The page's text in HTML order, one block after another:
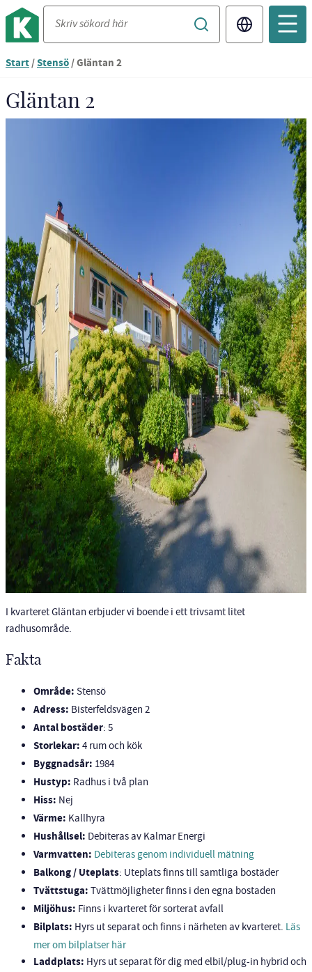
Translate
Start/Stensö/Gläntan 2
Gläntan 2
I kvarteret Gläntan erbjuder vi boende i ett trivsamt litet
radhusområde.
Fakta
Område: Stensö
Adress: Bisterfeldsvägen 2
Antal bostäder: 5
Storlekar: 4 rum och kök
Byggnadsår: 1984
Hustyp: Radhus i två plan
Hiss: Nej
Värme: Kallhyra
Hushållsel: Debiteras av Kalmar Energi
Varmvatten: Debiteras genom individuell mätning
Balkong / Uteplats: Uteplats finns till samtliga bostäder
Tvättstuga: Tvättmöjligheter finns i den egna bostaden
Miljöhus: Finns i kvarteret för sorterat avfall
Bilplats: Hyrs ut separat och finns i närheten av kvarteret. Läs
mer om bilplatser här
Laddplats: Hyrs ut separat för dig med elbil/plug-in hybrid och